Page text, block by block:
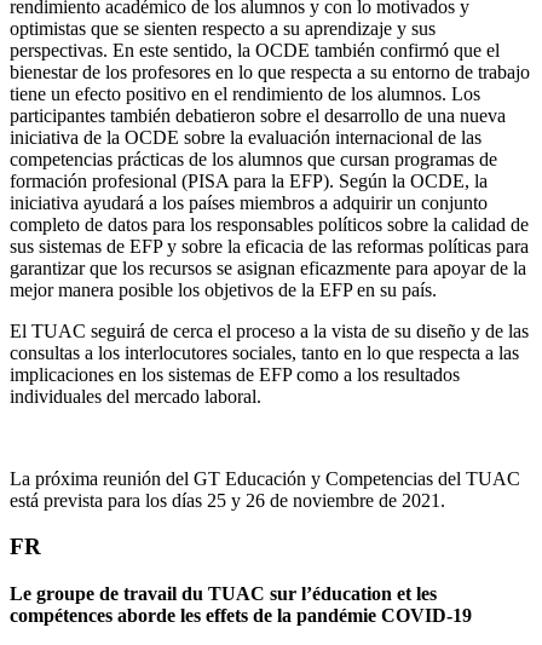
rendimiento académico de los alumnos y con lo motivados y
optimistas que se sienten respecto a su aprendizaje y sus
perspectivas. En este sentido, la OCDE también confirmó que el
bienestar de los profesores en lo que respecta a su entorno de trabajo
tiene un efecto positivo en el rendimiento de los alumnos. Los
participantes también debatieron sobre el desarrollo de una nueva
iniciativa de la OCDE sobre la evaluación internacional de las
competencias prácticas de los alumnos que cursan programas de
formación profesional (PISA para la EFP). Según la OCDE, la
iniciativa ayudará a los países miembros a adquirir un conjunto
completo de datos para los responsables políticos sobre la calidad de
sus sistemas de EFP y sobre la eficacia de las reformas políticas para
garantizar que los recursos se asignan eficazmente para apoyar de la
mejor manera posible los objetivos de la EFP en su país.
El TUAC seguirá de cerca el proceso a la vista de su diseño y de las
consultas a los interlocutores sociales, tanto en lo que respecta a las
implicaciones en los sistemas de EFP como a los resultados
individuales del mercado laboral.
La próxima reunión del GT Educación y Competencias del TUAC
está prevista para los días 25 y 26 de noviembre de 2021.
FR
Le groupe de travail du TUAC sur l’éducation et les
compétences aborde les effets de la pandémie COVID-19